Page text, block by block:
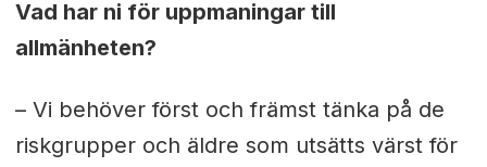
Vad har ni för uppmaningar till
allmänheten?
– Vi behöver först och främst tänka på de
riskgrupper och äldre som utsätts värst för